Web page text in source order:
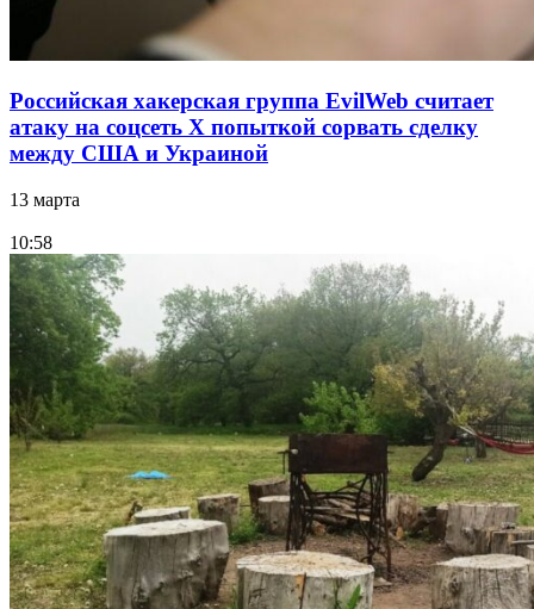
Российская хакерская группа EvilWeb считает
атаку на соцсеть Х попыткой сорвать сделку
между США и Украиной
13 марта
10:58